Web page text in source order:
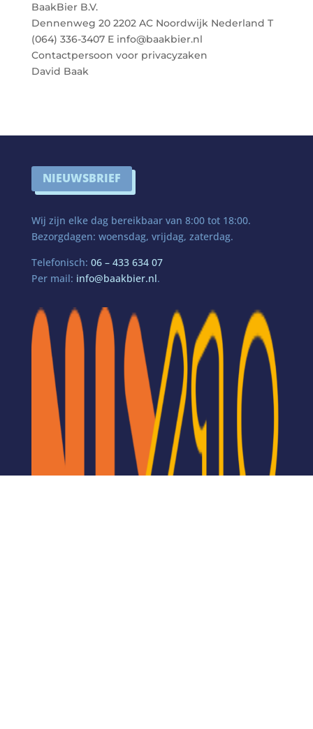
BaakBier B.V.
Dennenweg 20 2202 AC Noordwijk Nederland T
(064) 336-3407 E info@baakbier.nl
Contactpersoon voor privacyzaken
David Baak
NIEUWSBRIEF
Wij zijn elke dag bereikbaar van 8:00 tot 18:00.
Bezorgdagen: woensdag, vrijdag, zaterdag.
Telefonisch: 06 – 433 634 07
Per mail: info@baakbier.nl.